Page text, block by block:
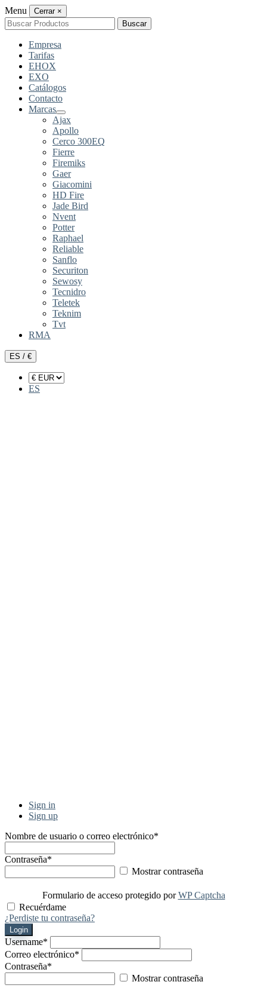
Menu Cerrar ×
Buscar
por:
Buscar
Empresa
Tarifas
EHOX
EXO
Catálogos
Contacto
Marcas
Ajax
Apollo
Cerco 300EQ
Fierre
Firemiks
Gaer
Giacomini
HD Fire
Jade Bird
Nvent
Potter
Raphael
Reliable
Sanflo
Securiton
Sewosy
Tecnidro
Teletek
Teknim
Tvt
RMA
ES / €
ES
Sign in
Sign up
Nombre de usuario o correo electrónico*
Contraseña*
Mostrar contraseña
Formulario de acceso protegido porWP Captcha
Recuérdame
¿Perdiste tu contraseña?
Login
Username*
Correo electrónico*
Contraseña*
Mostrar contraseña